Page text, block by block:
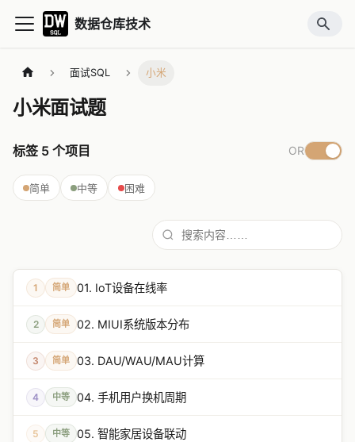
数据仓库技术
面试SQL 小米
小米面试题
标签 5 个项目 OR
简单 中等 困难
1 简单 01. IoT设备在线率
2 简单 02. MIUI系统版本分布
3 简单 03. DAU/WAU/MAU计算
4 中等 04. 手机用户换机周期
5 中等 05. 智能家居设备联动